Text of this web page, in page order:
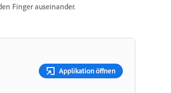
Finger auseinander.
Applikation öffnen